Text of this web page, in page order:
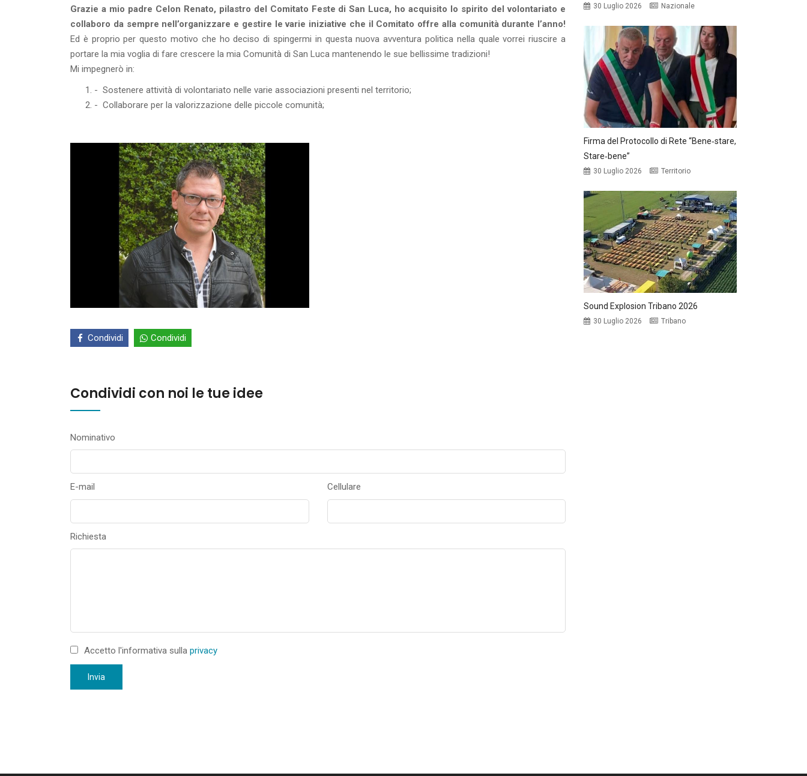
Grazie a mio padre Celon Renato, pilastro del Comitato Feste di San Luca, ho acquisito lo spirito del volontariato e
collaboro da sempre nell’organizzare e gestire le varie iniziative che il Comitato offre alla comunità durante l’anno!
Ed è proprio per questo motivo che ho deciso di spingermi in questa nuova avventura politica nella quale vorrei riuscire a
portare la mia voglia di fare crescere la mia Comunità di San Luca mantenendo le sue bellissime tradizioni!
Mi impegnerò in:
- Sostenere attività di volontariato nelle varie associazioni presenti nel territorio;
- Collaborare per la valorizzazione delle piccole comunità;
Condividi Condividi
Condividi con noi le tue idee
Nominativo
E-mail Cellulare
Richiesta
Accetto l'informativa sulla privacy
Invia
30 Luglio 2026 Nazionale
Firma del Protocollo di Rete “Bene‑stare,
Stare‑bene”
30 Luglio 2026 Territorio
Sound Explosion Tribano 2026
30 Luglio 2026 Tribano